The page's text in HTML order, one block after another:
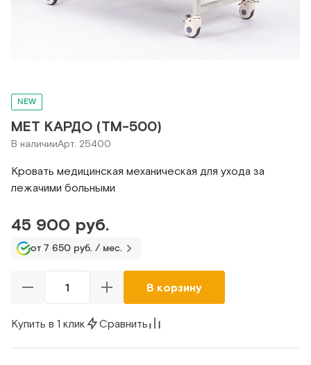
NEW
МЕТ КАРДО (ТМ-500)
В наличииАрт. 25400
Кровать медицинская механическая для ухода за
лежачими больными
45 900 руб.
от 7 650 руб. / мес.
В корзину
Купить в 1 клик Сравнить